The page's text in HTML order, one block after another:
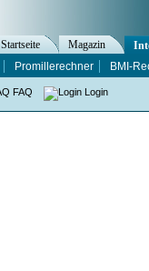
Startseite Magazin
Promillerechner BMI-
FAQ Login